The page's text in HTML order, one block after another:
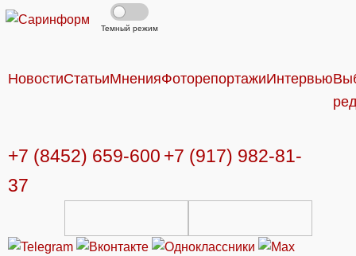
Темный режим
НовостиСтатьиМненияФоторепортажиИнтервью
+7 (8452) 659-600 +7 (917) 982-81-
37